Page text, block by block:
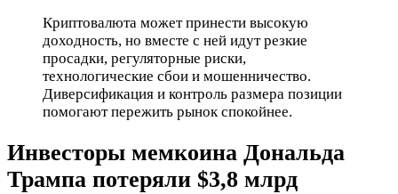
Криптовалюта может принести высокую
доходность, но вместе с ней идут резкие
просадки, регуляторные риски,
технологические сбои и мошенничество.
Диверсификация и контроль размера позиции
помогают пережить рынок спокойнее.
Инвесторы мемкоина Дональда
Трампа потеряли $3,8 млрд